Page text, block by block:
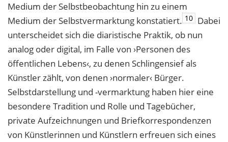
Medium der Selbstbeobachtung hin zu einem
Medium der Selbstvermarktung konstatiert. 10 Dabei
unterscheidet sich die diaristische Praktik, ob nun
analog oder digital, im Falle von ›Personen des
öffentlichen Lebens‹, zu denen Schlingensief als
Künstler zählt, von denen ›normaler‹ Bürger.
Selbstdarstellung und -vermarktung haben hier eine
besondere Tradition und Rolle und Tagebücher,
private Aufzeichnungen und Briefkorrespondenzen
von Künstlerinnen und Künstlern erfreuen sich eines